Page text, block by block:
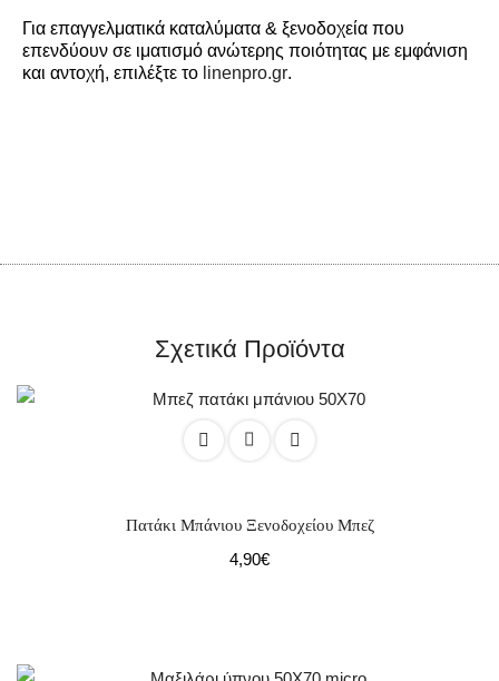
Για επαγγελματικά καταλύματα & ξενοδοχεία που
επενδύουν σε ιματισμό ανώτερης ποιότητας με εμφάνιση
και αντοχή, επιλέξτε το linenpro.gr.
Σχετικά Προϊόντα
Πατάκι Μπάνιου Ξενοδοχείου Μπεζ
4,90€